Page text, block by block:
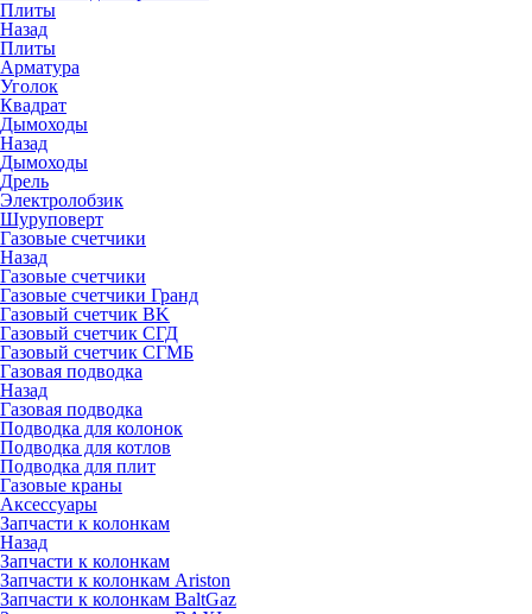
Плиты
Назад
Плиты
Арматура
Уголок
Квадрат
Дымоходы
Назад
Дымоходы
Дрель
Электролобзик
Шуруповерт
Газовые счетчики
Назад
Газовые счетчики
Газовые счетчики Гранд
Газовый счетчик BK
Газовый счетчик СГД
Газовый счетчик СГМБ
Газовая подводка
Назад
Газовая подводка
Подводка для колонок
Подводка для котлов
Подводка для плит
Газовые краны
Аксессуары
Запчасти к колонкам
Назад
Запчасти к колонкам
Запчасти к колонкам Ariston
Запчасти к колонкам BaltGaz